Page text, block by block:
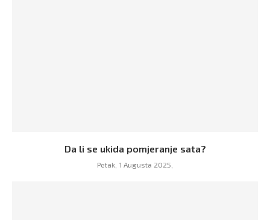
Da li se ukida pomjeranje sata?
Petak, 1 Augusta 2025,